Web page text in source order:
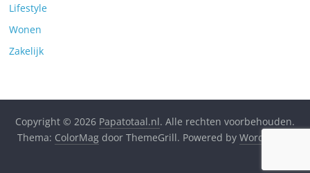
Lifestyle
Wonen
Zakelijk
Copyright © 2026 Papatotaal.nl. Alle rechten voorbehouden.
Thema: ColorMag door ThemeGrill. Powered byWordPress